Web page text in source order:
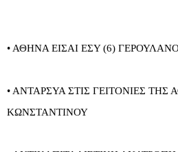
• ΑΘΗΝΑ ΕΙΣΑΙ ΕΣΥ (6)
• ΑΝΤΑΡΣΥΑ ΣΤΙΣ ΓΕΙΤΟΝΙΕΣ ΤΗΣ
ΚΩΝΣΤΑΝΤΙΝΟΥ